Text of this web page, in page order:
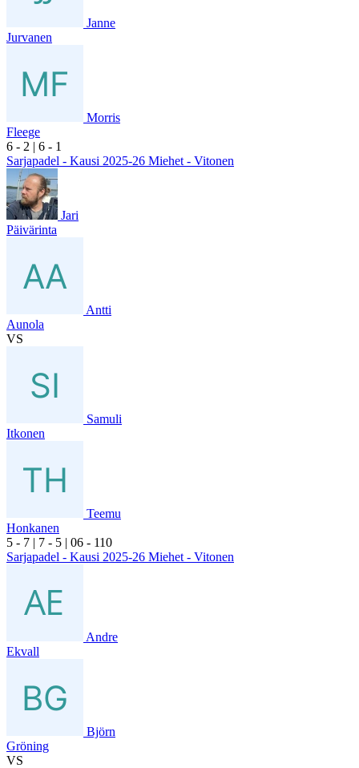
Janne
Jurvanen
Morris
Fleege
6 - 2 | 6 - 1
Sarjapadel - Kausi 2025-26 Miehet - Vitonen
Jari
Päivärinta
Antti
Aunola
VS
Samuli
Itkonen
Teemu
Honkanen
5 - 7 | 7 - 5 | 06 - 110
Sarjapadel - Kausi 2025-26 Miehet - Vitonen
Andre
Ekvall
Björn
Gröning
VS